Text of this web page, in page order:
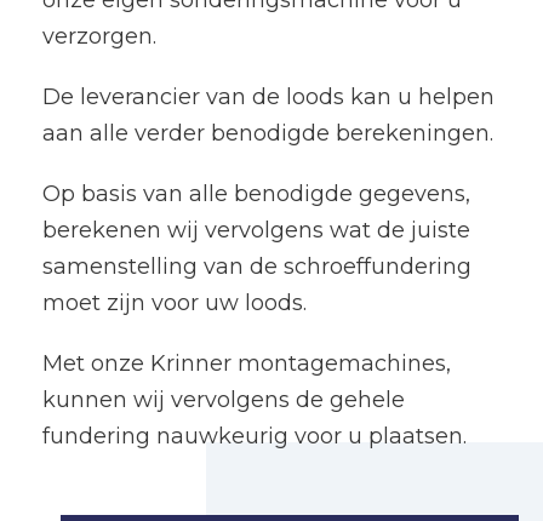
verzorgen.
De leverancier van de loods kan u helpen
aan alle verder benodigde berekeningen.
Op basis van alle benodigde gegevens,
berekenen wij vervolgens wat de juiste
samenstelling van de schroeffundering
moet zijn voor uw loods.
Met onze Krinner montagemachines,
kunnen wij vervolgens de gehele
fundering nauwkeurig voor u plaatsen.